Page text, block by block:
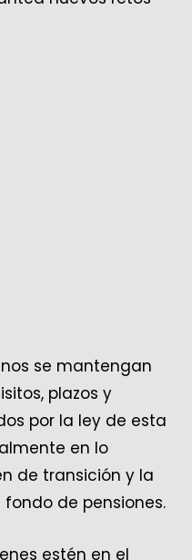
se mantengan
plazos y
por la ley de esta
en lo
de transición y la
de pensiones.
estén en el